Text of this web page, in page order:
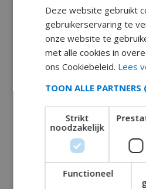
Compleet en luxe
vakantiehuizen in
november 4, 2019
READ MORE
Deze website gebruikt
gebruikerservaring te
onze website te
met alle cookies in
ons Cookiebeleid. Lees
TOON ALLE PARTNERS
Strikt
noodzakelijk
Functioneel